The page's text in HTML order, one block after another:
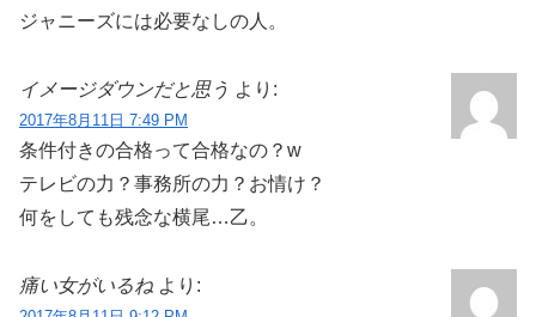
ジャニーズには必要なしの人。
イメージダウンだと思う より:
2017年8月11日 7:49 PM
条件付きの合格って合格なの？w
テレビの力？事務所の力？お情け？
何をしても残念な横尾…乙。
痛い女がいるね より: